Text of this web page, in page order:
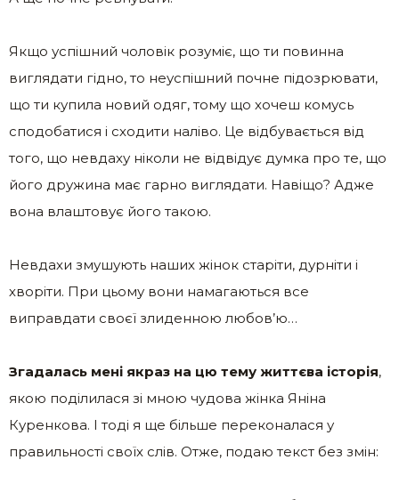
Якщо успішний чоловік розуміє, що ти повинна
виглядати гідно, то неуспішний почне підозрювати,
що ти купила новий одяг, тому що хочеш комусь
сподобатися і сходити наліво. Це відбувається від
того, що невдаху ніколи не відвідує думка про те, що
його дружина має гарно виглядати. Навіщо? Адже
вона влаштовує його такою.
Невдахи змушують наших жінок старіти, дурніти і
хворіти. При цьому вони намагаються все
виправдати своєї злиденною любов’ю…
Згадалась мені якраз на цю тему життєва історія,
якою поділилася зі мною чудова жінка Яніна
Куренкова. І тоді я ще більше переконалася у
правильності своїх слів. Отже, подаю текст без змін: